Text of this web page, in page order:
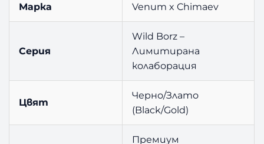
Марка Venum x Chimaev
Серия
Wild Borz –
Лимитирана
колаборация
Цвят
Черно/Злато
(Black/Gold)
Премиум